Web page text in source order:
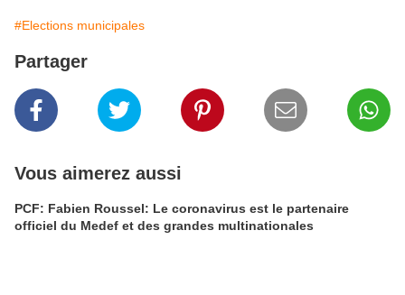
#Elections municipales
Partager
Vous aimerez aussi
PCF: Fabien Roussel: Le coronavirus est le partenaire
officiel du Medef et des grandes multinationales